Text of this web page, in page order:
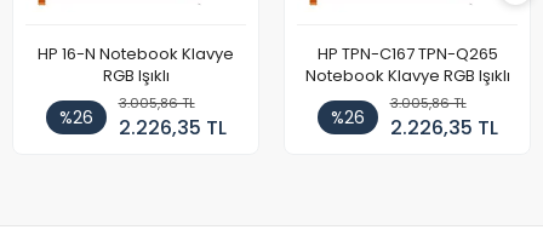
HP 16-N Notebook Klavye
RGB Işıklı
%26
3.005,86 TL
2.226,35 TL
HP TPN-C167 TPN-Q265
Notebook Klavye RGB Işıklı
%26
3.005,86 TL
2.226,35 TL